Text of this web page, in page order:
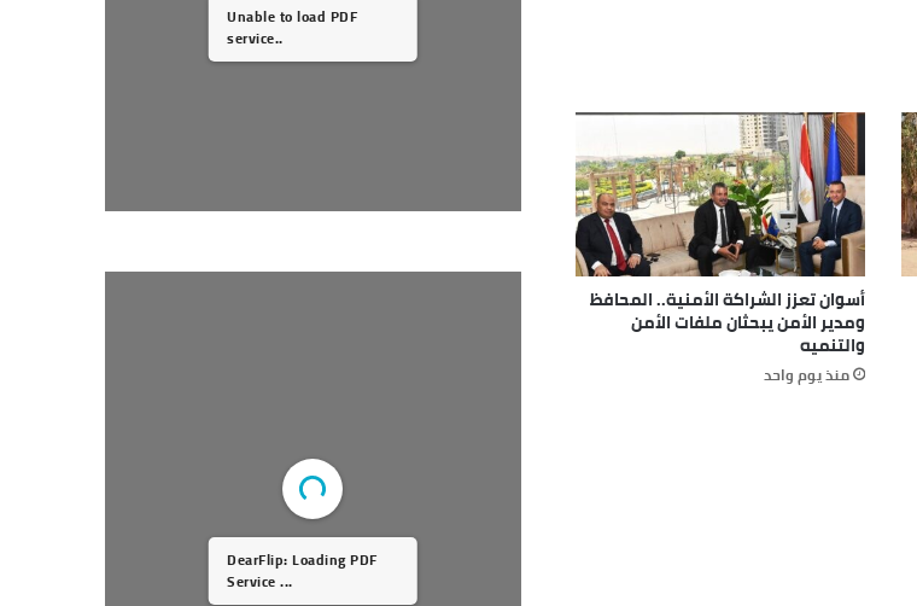
أسوان تعزز الشراكة الأمنية.. المحافظ
ومدير الأمن يبحثان ملفات الأمن
والتنميه
منذ يوم واحد
Unable to load PDF
service..
DearFlip: Loading PDF
Service ...